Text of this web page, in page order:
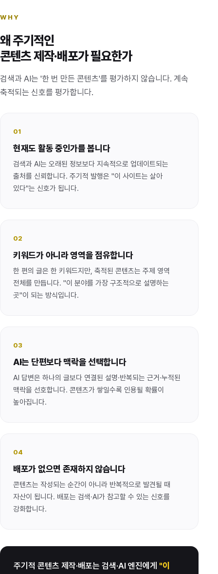
WHY
왜 주기적인
콘텐츠 제작·배포가 필요한가
검색과 AI는 '한 번 만든 콘텐츠'를 평가하지 않습니다. 계속
축적되는 신호를 평가합니다.
01
현재도 활동 중인가를 봅니다
검색과 AI는 오래된 정보보다 지속적으로 업데이트되는
출처를 신뢰합니다. 주기적 발행은 "이 사이트는 살아
있다"는 신호가 됩니다.
02
키워드가 아니라 영역을 점유합니다
한 편의 글은 한 키워드지만, 축적된 콘텐츠는 주제 영역
전체를 만듭니다. "이 분야를 가장 구조적으로 설명하는
곳"이 되는 방식입니다.
03
AI는 단편보다 맥락을 선택합니다
AI 답변은 하나의 글보다 연결된 설명·반복되는 근거·누적된
맥락을 선호합니다. 콘텐츠가 쌓일수록 인용될 확률이
높아집니다.
04
배포가 없으면 존재하지 않습니다
콘텐츠는 작성되는 순간이 아니라 반복적으로 발견될 때
자산이 됩니다. 배포는 검색·AI가 참고할 수 있는 신호를
강화합니다.
주기적 콘텐츠 제작·배포는 검색·AI 엔진에게 "이